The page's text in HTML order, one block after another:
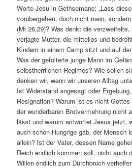
Worte Jesu in Gethsemane: „Lass
vorübergehen, doch nicht mein,
(Mt 26,29)? Was denkt die
verjagte Mutter, die mittellos und
Kindern in einem Camp sitzt und auf
Was der gefolterte junge Mann im
selbstherrlichen Regimes? Wie sollen
denken wir, wenn wir unseren Alltag
Ist Widerstand angesagt oder
Resignation? Warum ist es nicht
der wunderbaren Brotvermehrung nicht
lässt und warum antwortet Jesus jetzt,
auch schon Hungrige gab, der Mensch
allein? Ist der Vater, dessen Name
Reich endlich kommen soll, nicht auch
Willen endlich zum Durchbruch